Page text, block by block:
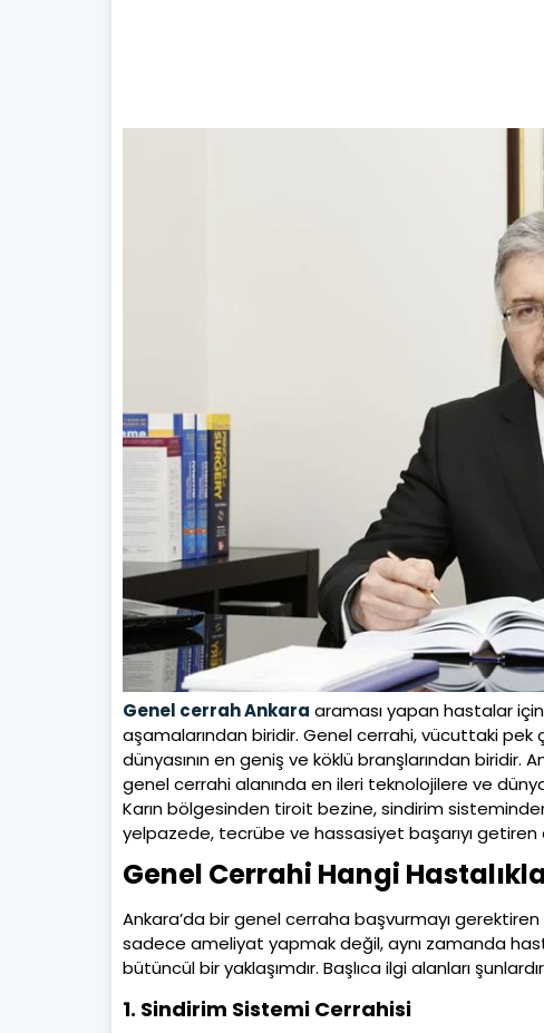
Genel cerrah Ankara araması yapan hastalar
aşamalarından biridir. Genel cerrahi, vücuttaki
dünyasının en geniş ve köklü branşlarından biridir.
genel cerrahi alanında en ileri teknolojilere ve
Karın bölgesinden tiroit bezine, sindirim
yelpazede, tecrübe ve hassasiyet başarıyı getiren
Genel Cerrahi Hangi
Ankara’da bir genel cerraha başvurmayı
sadece ameliyat yapmak değil, aynı zamanda
bütüncül bir yaklaşımdır. Başlıca ilgi alanları
1. Sindirim Sistemi Cerrahisi